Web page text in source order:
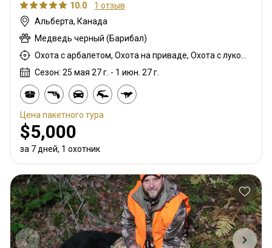
10.0
1 отзыв
Альберта, Канада
Медведь черный (Барибал)
Охота с арбалетом, Охота на приваде, Охота с луком, Охота с вышки, Охота с карабином
Сезон: 25 мая 27 г. - 1 июн. 27 г.
Цена пакетного тура
$5,000
за 7 дней, 1 охотник